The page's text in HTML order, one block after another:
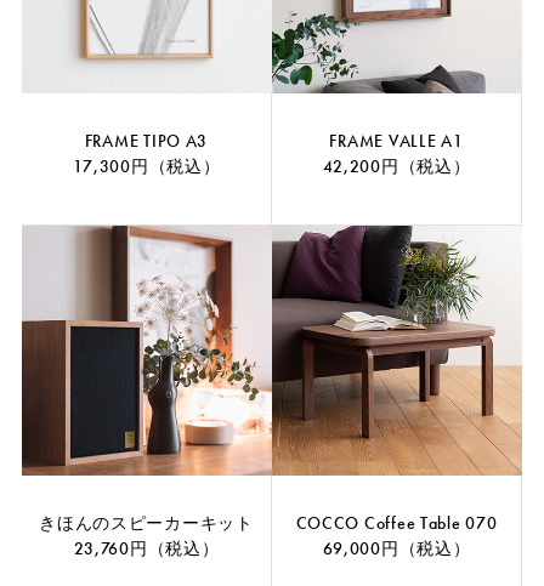
FRAME TIPO A3
17,300円（税込）
FRAME VALLE A1
42,200円（税込）
きほんのスピーカーキット
23,760円（税込）
COCCO Coffee Table 070
69,000円（税込）